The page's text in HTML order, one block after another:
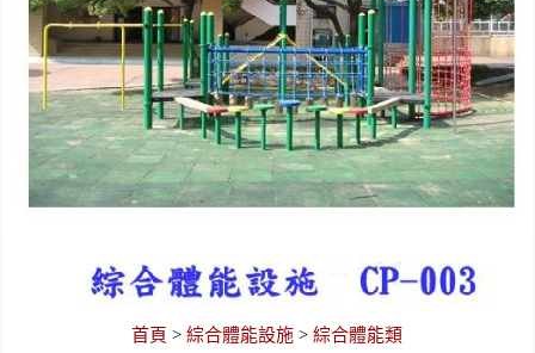
首頁 >綜合體能設施 >綜合體能類